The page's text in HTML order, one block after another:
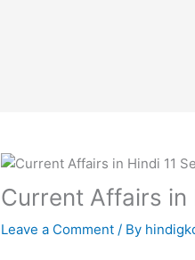
Current Affairs in
Leave a Comment / By